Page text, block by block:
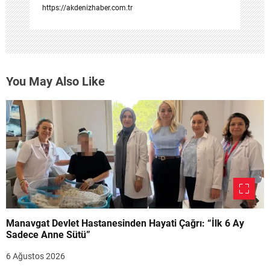
https://akdenizhaber.com.tr
You May Also Like
Manavgat Devlet Hastanesinden Hayati Çağrı: “İlk 6 Ay
Sadece Anne Sütü”
6 Ağustos 2026